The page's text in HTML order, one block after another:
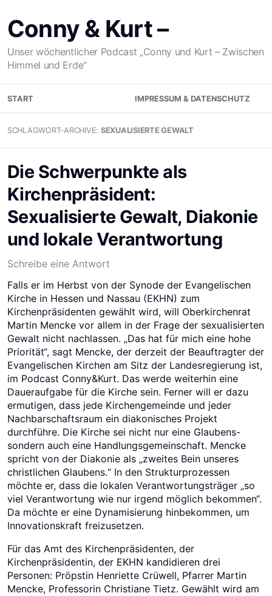
Inhalt
springen
Conny & Kurt –
Unser wöchentlicher Podcast „Conny und Kurt – Zwischen
Himmel und Erde“
START IMPRESSUM & DATENSCHUTZ
SCHLAGWORT-ARCHIVE: SEXUALISIERTE GEWALT
Die Schwerpunkte als
Kirchenpräsident:
Sexualisierte Gewalt, Diakonie
und lokale Verantwortung
Schreibe eine Antwort
Falls er im Herbst von der Synode der Evangelischen
Kirche in Hessen und Nassau (EKHN) zum
Kirchenpräsidenten gewählt wird, will Oberkirchenrat
Martin Mencke vor allem in der Frage der sexualisierten
Gewalt nicht nachlassen. „Das hat für mich eine hohe
Priorität“, sagt Mencke, der derzeit der Beauftragter der
Evangelischen Kirchen am Sitz der Landesregierung ist,
im Podcast Conny&Kurt. Das werde weiterhin eine
Daueraufgabe für die Kirche sein. Ferner will er dazu
ermutigen, dass jede Kirchengemeinde und jeder
Nachbarschaftsraum ein diakonisches Projekt
durchführe. Die Kirche sei nicht nur eine Glaubens-
sondern auch eine Handlungsgemeinschaft. Mencke
spricht von der Diakonie als „zweites Bein unseres
christlichen Glaubens.“ In den Strukturprozessen
möchte er, dass die lokalen Verantwortungsträger „so
viel Verantwortung wie nur irgend möglich bekommen“.
Da möchte er eine Dynamisierung hinbekommen, um
Innovationskraft freizusetzen.
Für das Amt des Kirchenpräsidenten, der
Kirchenpräsidentin, der EKHN kandidieren drei
Personen: Pröpstin Henriette Crüwell, Pfarrer Martin
Mencke, Professorin Christiane Tietz. Gewählt wird am